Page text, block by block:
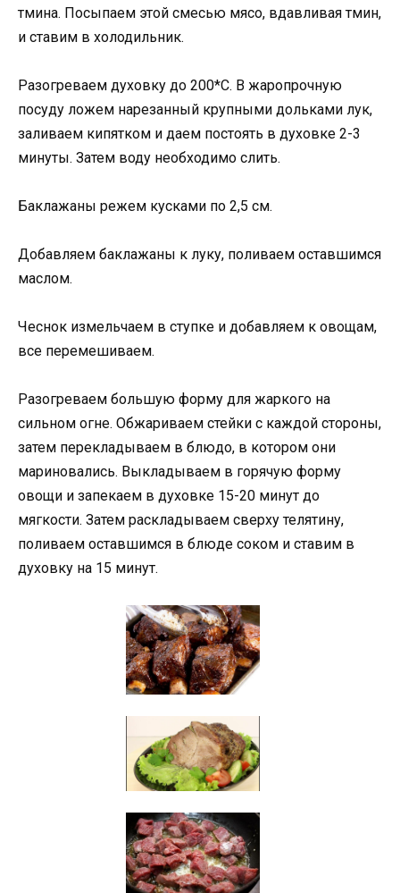
тмина. Посыпаем этой смесью мясо, вдавливая тмин,
и ставим в холодильник.
Разогреваем духовку до 200*С. В жаропрочную
посуду ложем нарезанный крупными дольками лук,
заливаем кипятком и даем постоять в духовке 2-3
минуты. Затем воду необходимо слить.
Баклажаны режем кусками по 2,5 см.
Добавляем баклажаны к луку, поливаем оставшимся
маслом.
Чеснок измельчаем в ступке и добавляем к овощам,
все перемешиваем.
Разогреваем большую форму для жаркого на
сильном огне. Обжариваем стейки с каждой стороны,
затем перекладываем в блюдо, в котором они
мариновались. Выкладываем в горячую форму
овощи и запекаем в духовке 15-20 минут до
мягкости. Затем раскладываем сверху телятину,
поливаем оставшимся в блюде соком и ставим в
духовку на 15 минут.